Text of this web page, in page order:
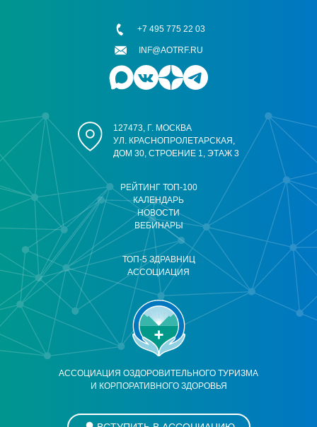
АССОЦИАЦИЯ ОЗДОРОВИТЕЛЬНОГО ТУРИЗМА
И КОРПОРАТИВНОГО ЗДОРОВЬЯ
РЕЙТИНГ ТОП-100
КАЛЕНДАРЬ
НОВОСТИ
ВЕБИНАРЫ
ТОП-5 ЗДРАВНИЦ
АССОЦИАЦИЯ
127473, Г. МОСКВА
УЛ. КРАСНОПРОЛЕТАРСКАЯ,
ДОМ 30, СТРОЕНИЕ 1, ЭТАЖ 3
+7 495 775 22 03
INF@AOTRF.RU